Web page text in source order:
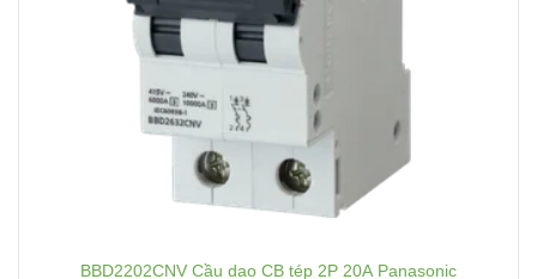
BBD2202CNV Cầu dao CB tép 2P 20A Panasonic